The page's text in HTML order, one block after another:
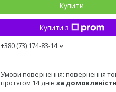
Купити
Купити з
+380 (73) 174-83-14
повернення
протягом 14 днів за